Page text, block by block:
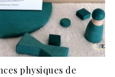
physiques de